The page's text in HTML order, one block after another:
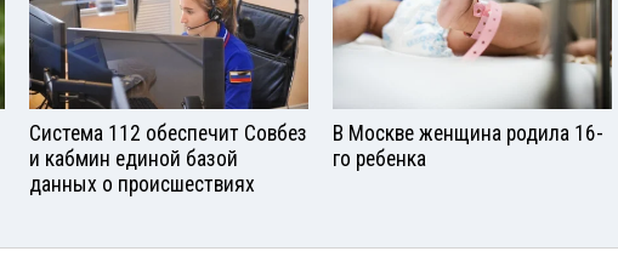
Система 112 обеспечит Совбез
и кабмин единой базой
данных о происшествиях
В Москве женщина родила 16-
го ребенка